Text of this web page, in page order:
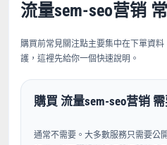
流量sem-seo营销
購買前常見關注點主要集中在下單資
護，這裡先給你一個快速說明。
購買 流量sem-seo营销
通常不需要。大多數服務只需要公